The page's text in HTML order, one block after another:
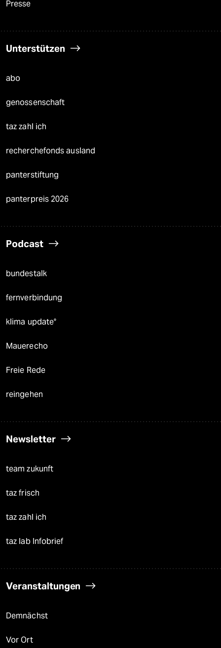
Presse
Unterstützen
abo
genossenschaft
taz zahl ich
recherchefonds ausland
panterstiftung
panterpreis 2026
Podcast
bundestalk
fernverbindung
klima update°
Mauerecho
Freie Rede
reingehen
Newsletter
team zukunft
taz frisch
taz zahl ich
taz lab Infobrief
Veranstaltungen
Demnächst
Vor Ort